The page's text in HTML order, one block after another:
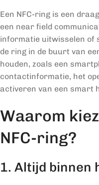
Een NFC-ring is een
een near field
informatie uitwisselen of
de ring in de buurt van
houden, zoals een
contactinformatie, het
activeren van een smart
Waarom
NFC-ring?
1. Altijd binnen